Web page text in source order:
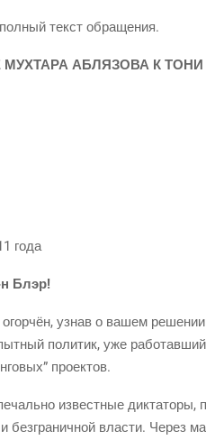
текст обращения.
АБЛЯЗОВА К ТОНИ
года
Блэр!
узнав о вашем реше­нии
поли­тик, уже
проектов.
извест­ные
и без­гра­нич­ной вла­сти. Через